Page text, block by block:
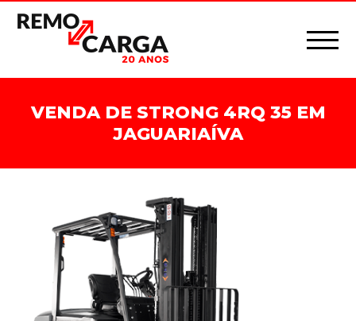
VENDA DE STRONG 4RQ 35 EM
JAGUARIAÍVA